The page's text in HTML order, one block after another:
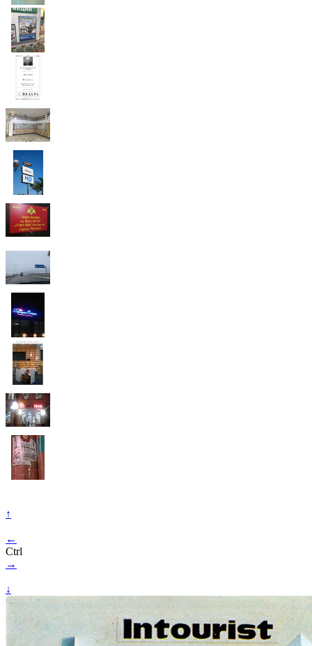
↑
←
Ctrl
→
↓